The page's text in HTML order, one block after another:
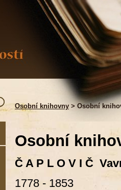
Osobní knihovny > Osobní
Osobní
Č A P L O V I Č
1778 - 1853